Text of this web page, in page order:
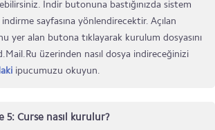
İndir butonuna bastığınızda sistem
sayfasına yönlendirecektir. Açılan
yer alan butona tıklayarak kurulum dosyasını
üzerinden nasıl dosya indireceğinizi
ipucumuzu okuyun.
5: Curse nasıl kurulur?